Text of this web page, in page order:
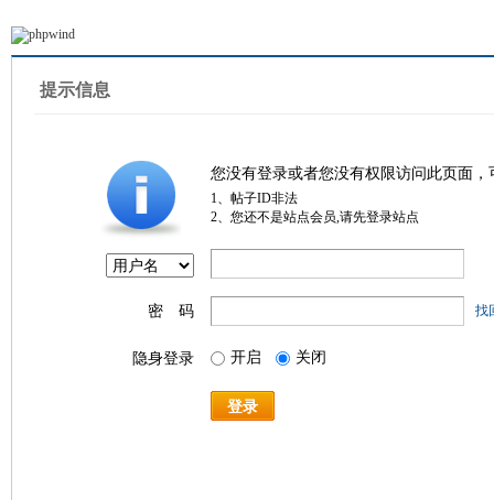
提示信息
您没有登录或者您没有权限访问此页面
1、帖子ID非法
2、您还不是站点会员,请先登录站点
密 码 找
隐身登录 开启 关闭
登录